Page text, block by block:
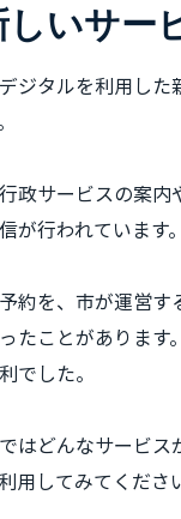
いサー
ジタルを利用した
政サービスの案内
が行われています。
約を、市が運営す
たことがあります。
でした。
はどんなサービス
用してみてくださ